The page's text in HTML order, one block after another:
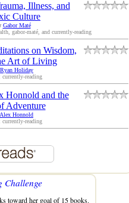
Illness, and
Culture
Gabor Maté
gabor-maté, and currently-reading
on Wisdom,
Art of Living
Ryan Holiday
currently-reading
Honnold and the
Adventure
Alex Honnold
currently-reading
Challenge
toward her goal of 15 books.